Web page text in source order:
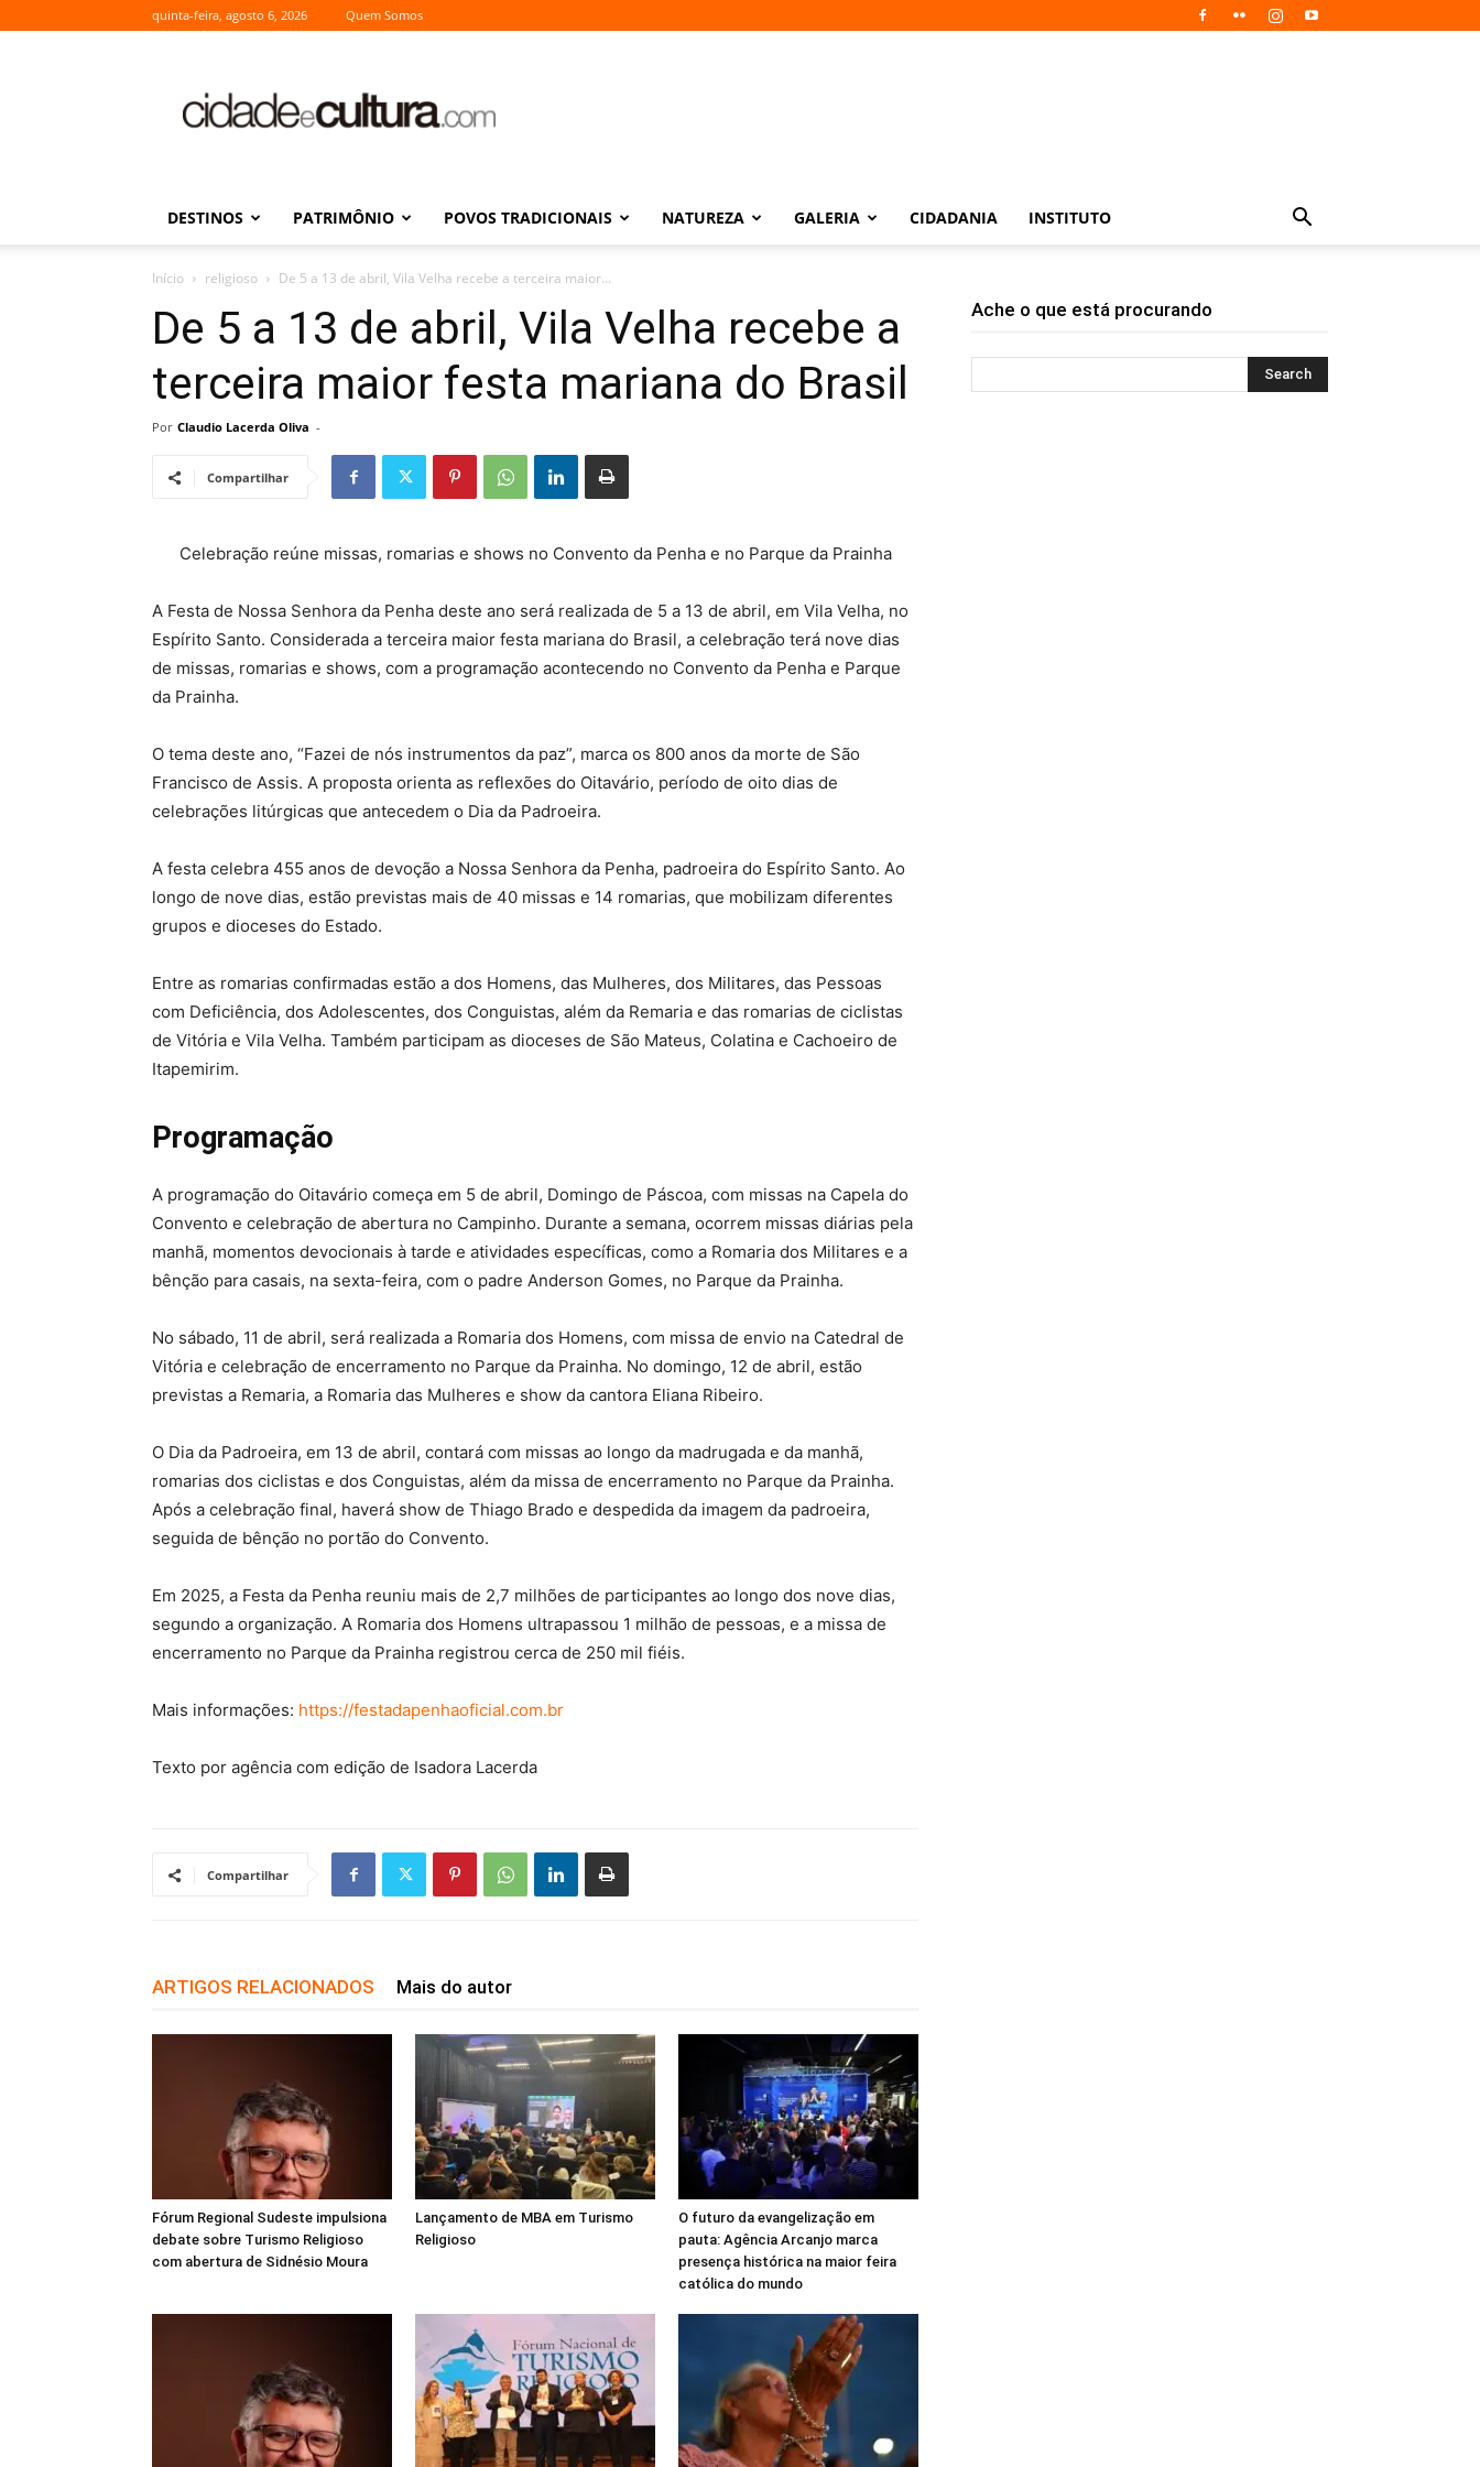
quinta-feira, agosto 6, 2026 Quem Somos
Cultura
DESTINOS PATRIMÔNIO POVOS TRADICIONAIS NATUREZA GALERIA CIDADANIA INSTITUTO
Início religioso De 5 a 13 de abril, Vila Velha recebe a terceira maior...
De 5 a 13 de abril, Vila Velha recebe a
terceira maior festa mariana do Brasil
Por Claudio Lacerda Oliva -
Compartilhar
Celebração reúne missas, romarias e shows no Convento da Penha e no Parque da Prainha
A Festa de Nossa Senhora da Penha deste ano será realizada de 5 a 13 de abril, em Vila Velha, no
Espírito Santo. Considerada a terceira maior festa mariana do Brasil, a celebração terá nove dias
de missas, romarias e shows, com a programação acontecendo no Convento da Penha e Parque
da Prainha.
O tema deste ano, “Fazei de nós instrumentos da paz”, marca os 800 anos da morte de São
Francisco de Assis. A proposta orienta as reflexões do Oitavário, período de oito dias de
celebrações litúrgicas que antecedem o Dia da Padroeira.
A festa celebra 455 anos de devoção a Nossa Senhora da Penha, padroeira do Espírito Santo. Ao
longo de nove dias, estão previstas mais de 40 missas e 14 romarias, que mobilizam diferentes
grupos e dioceses do Estado.
Entre as romarias confirmadas estão a dos Homens, das Mulheres, dos Militares, das Pessoas
com Deficiência, dos Adolescentes, dos Conguistas, além da Remaria e das romarias de ciclistas
de Vitória e Vila Velha. Também participam as dioceses de São Mateus, Colatina e Cachoeiro de
Itapemirim.
Programação
A programação do Oitavário começa em 5 de abril, Domingo de Páscoa, com missas na Capela do
Convento e celebração de abertura no Campinho. Durante a semana, ocorrem missas diárias pela
manhã, momentos devocionais à tarde e atividades específicas, como a Romaria dos Militares e a
bênção para casais, na sexta-feira, com o padre Anderson Gomes, no Parque da Prainha.
No sábado, 11 de abril, será realizada a Romaria dos Homens, com missa de envio na Catedral de
Vitória e celebração de encerramento no Parque da Prainha. No domingo, 12 de abril, estão
previstas a Remaria, a Romaria das Mulheres e show da cantora Eliana Ribeiro.
O Dia da Padroeira, em 13 de abril, contará com missas ao longo da madrugada e da manhã,
romarias dos ciclistas e dos Conguistas, além da missa de encerramento no Parque da Prainha.
Após a celebração final, haverá show de Thiago Brado e despedida da imagem da padroeira,
seguida de bênção no portão do Convento.
Em 2025, a Festa da Penha reuniu mais de 2,7 milhões de participantes ao longo dos nove dias,
segundo a organização. A Romaria dos Homens ultrapassou 1 milhão de pessoas, e a missa de
encerramento no Parque da Prainha registrou cerca de 250 mil fiéis.
Mais informações: https://festadapenhaoficial.com.br
Texto por agência com edição de Isadora Lacerda
Compartilhar
ARTIGOS RELACIONADOS Mais do autor
Fórum Regional Sudeste impulsiona
debate sobre Turismo Religioso
com abertura de Sidnésio Moura
Lançamento de MBA em Turismo
Religioso
O futuro da evangelização em
pauta: Agência Arcanjo marca
presença histórica na maior feira
católica do mundo
Ache o que está procurando